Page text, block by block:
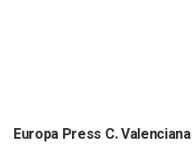
Europa Press C. Valenciana